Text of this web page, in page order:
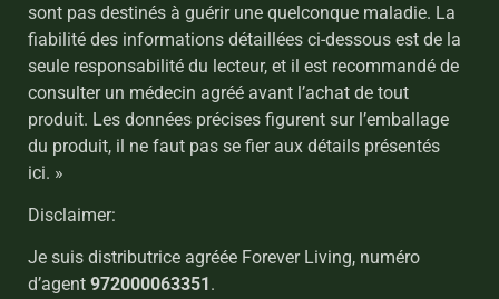
sont pas destinés à guérir une quelconque maladie. La
fiabilité des informations détaillées ci-dessous est de la
seule responsabilité du lecteur, et il est recommandé de
consulter un médecin agréé avant l’achat de tout
produit. Les données précises figurent sur l’emballage
du produit, il ne faut pas se fier aux détails présentés
ici. »
Disclaimer:
Je suis distributrice agréée Forever Living, numéro
d’agent 972000063351 .